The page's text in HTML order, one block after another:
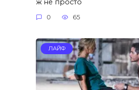
ж не просто
0 65
ЛАЙФ